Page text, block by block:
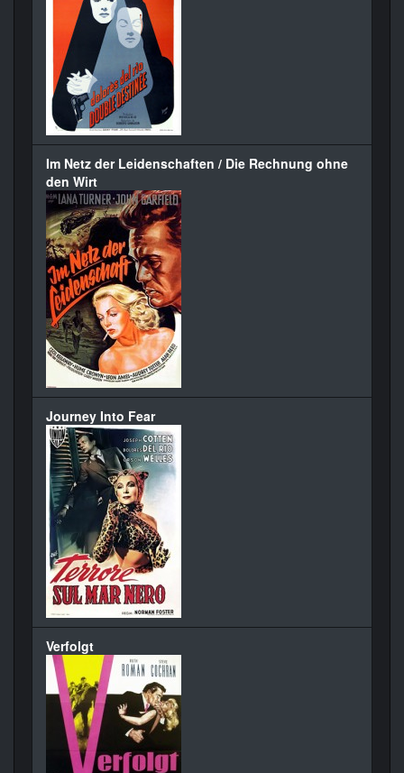
Im Netz der Leidenschaften / Die Rechnung ohne
den Wirt
Journey Into Fear
Verfolgt